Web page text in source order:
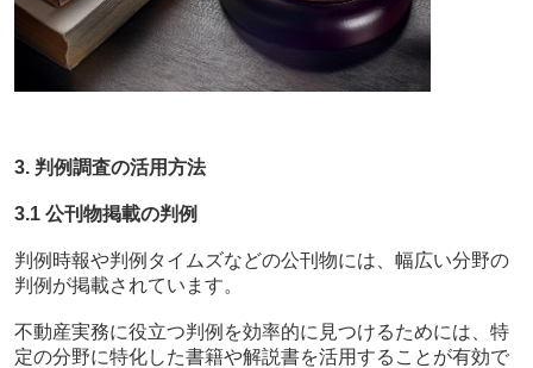
3. 判例調査の活用方法
3.1 公刊物掲載の判例
判例時報や判例タイムズなどの公刊物には、幅広い分野の
判例が掲載されています。
不動産実務に役立つ判例を効率的に見つけるためには、特
定の分野に特化した書籍や解説書を活用することが有効で